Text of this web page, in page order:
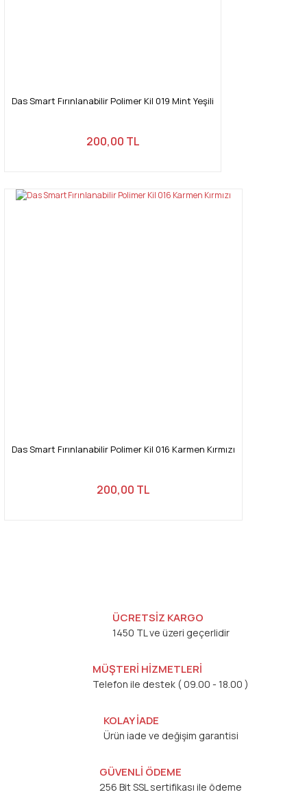
Das Smart Fırınlanabilir Polimer Kil 019 Mint Yeşili
200,00 TL
Das Smart Fırınlanabilir Polimer Kil 016 Karmen Kırmızı
200,00 TL
ÜCRETSİZ KARGO
1450 TL ve üzeri geçerlidir
MÜŞTERİ HİZMETLERİ
Telefon ile destek ( 09.00 - 18.00 )
KOLAY İADE
Ürün iade ve değişim garantisi
GÜVENLİ ÖDEME
256 Bit SSL sertifikası ile ödeme